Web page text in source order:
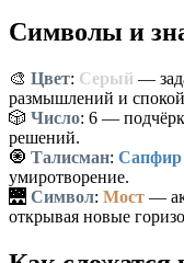
Символы и
🎨 Цвет: Серый —
размышлений и
🎲 Число: 6 —
решений.
🧿 Талисман: Сапфир
умиротворение.
🌉 Символ: Мост —
открывая новые